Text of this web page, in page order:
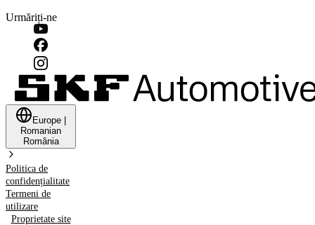
Urmăriți-ne
Europe
Romanian
România
Politica de
confidențialitate
Termeni de
utilizare
Proprietate site